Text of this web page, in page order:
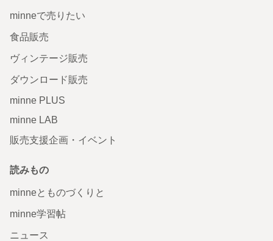
minneで売りたい
食品販売
ヴィンテージ販売
ダウンロード販売
minne PLUS
minne LAB
販売支援企画・イベント
読みもの
minneとものづくりと
minne学習帖
ニュース